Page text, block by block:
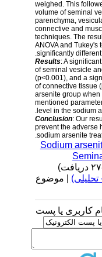
weighed. This
volume of seminal
parenchyma,
connective and
techniques. The
ANOVA and
significantly
Results: A
of seminal vesicle
(p<0.001), and a
of connective
arsenite group
mentioned
level in the
Conclusion: Our
prevent the
sodium arsenite
Sodium
| موضوع
کاربری یا پست